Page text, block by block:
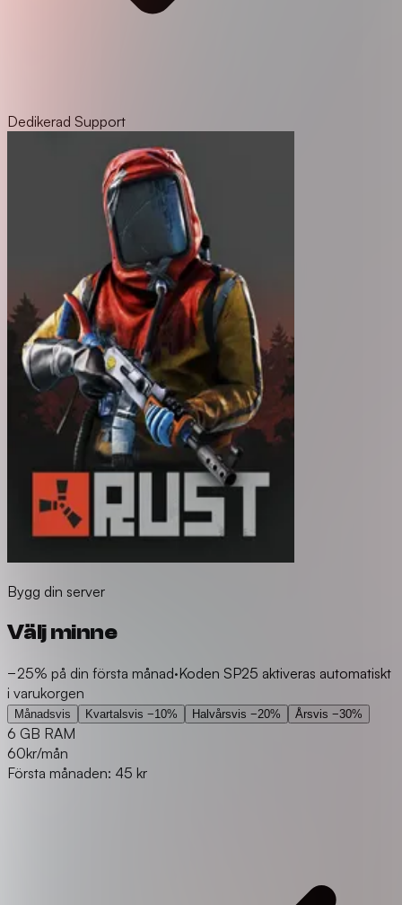
Dedikerad Support
Bygg din server
Välj minne
−25% på din första månad·Koden SP25 aktiveras automatiskt
i varukorgen
Månadsvis Kvartalsvis −10% Halvårsvis −20% Årsvis −30%
6 GB RAM
60kr/mån
Första månaden: 45 kr